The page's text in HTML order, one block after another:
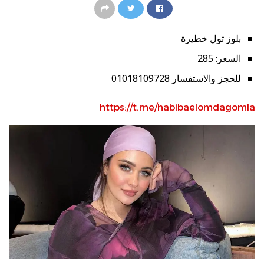
بلوز تول خطيرة
السعر: 285
للحجز والاستفسار 01018109728
https://t.me/habibaelomdagomla